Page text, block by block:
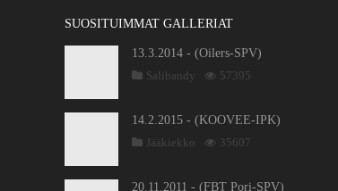
SUOSITUIMMAT GALLERIAT
13.3.2014 - (Oilers-SPV)
Salibandy
57395
14.2.2015 - (KOOVEE-IPK)
Jääkiekko
35607
20.11.2011 - (FBT Pori-SPV)